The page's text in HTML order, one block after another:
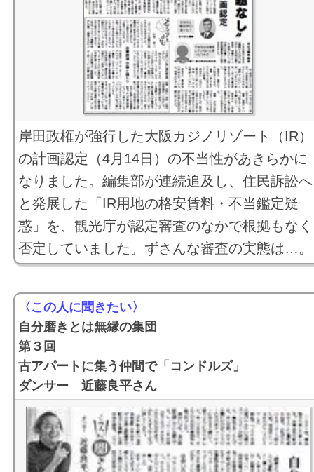
岸田政権が強行した大阪カジノリゾート（IR）
の計画認定（4月14日）の不当性があきらかに
なりました。編集部が連続追及し、住民訴訟へ
と発展した「IR用地の格安賃料・不当鑑定疑
惑」を、観光庁が認定審査のなかで根拠もなく
否定していました。ずさんな審査の実態は…。
〈この人に聞きたい〉
自分磨きとは無縁の集団
第３回
古アパートに集う仲間で「コンドルズ」
ダンサー 近藤良平さん